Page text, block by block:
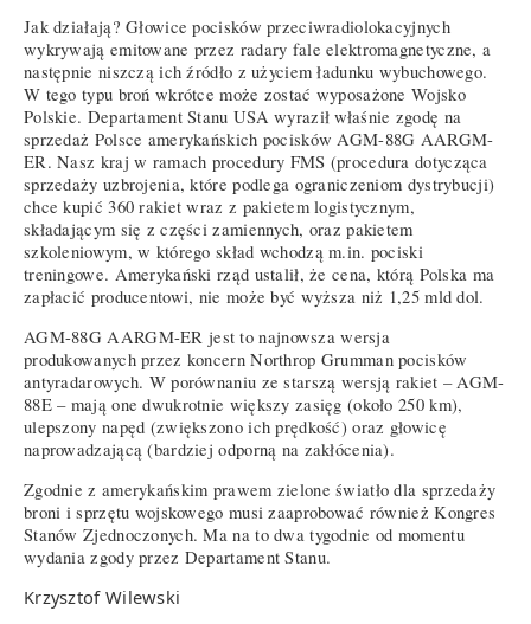
Jak działają? Głowice pocisków przeciwradiolokacyjnych
wykrywają emitowane przez radary fale elektromagnetyczne, a
następnie niszczą ich źródło z użyciem ładunku wybuchowego.
W tego typu broń wkrótce może zostać wyposażone Wojsko
Polskie. Departament Stanu USA wyraził właśnie zgodę na
sprzedaż Polsce amerykańskich pocisków AGM-88G AARGM-
ER. Nasz kraj w ramach procedury FMS (procedura dotycząca
sprzedaży uzbrojenia, które podlega ograniczeniom dystrybucji)
chce kupić 360 rakiet wraz z pakietem logistycznym,
składającym się z części zamiennych, oraz pakietem
szkoleniowym, w którego skład wchodzą m.in. pociski
treningowe. Amerykański rząd ustalił, że cena, którą Polska ma
zapłacić producentowi, nie może być wyższa niż 1,25 mld dol.
AGM-88G AARGM-ER jest to najnowsza wersja
produkowanych przez koncern Northrop Grumman pocisków
antyradarowych. W porównaniu ze starszą wersją rakiet – AGM-
88E – mają one dwukrotnie większy zasięg (około 250 km),
ulepszony napęd (zwiększono ich prędkość) oraz głowicę
naprowadzającą (bardziej odporną na zakłócenia).
Zgodnie z amerykańskim prawem zielone światło dla sprzedaży
broni i sprzętu wojskowego musi zaaprobować również Kongres
Stanów Zjednoczonych. Ma na to dwa tygodnie od momentu
wydania zgody przez Departament Stanu.
Krzysztof Wilewski